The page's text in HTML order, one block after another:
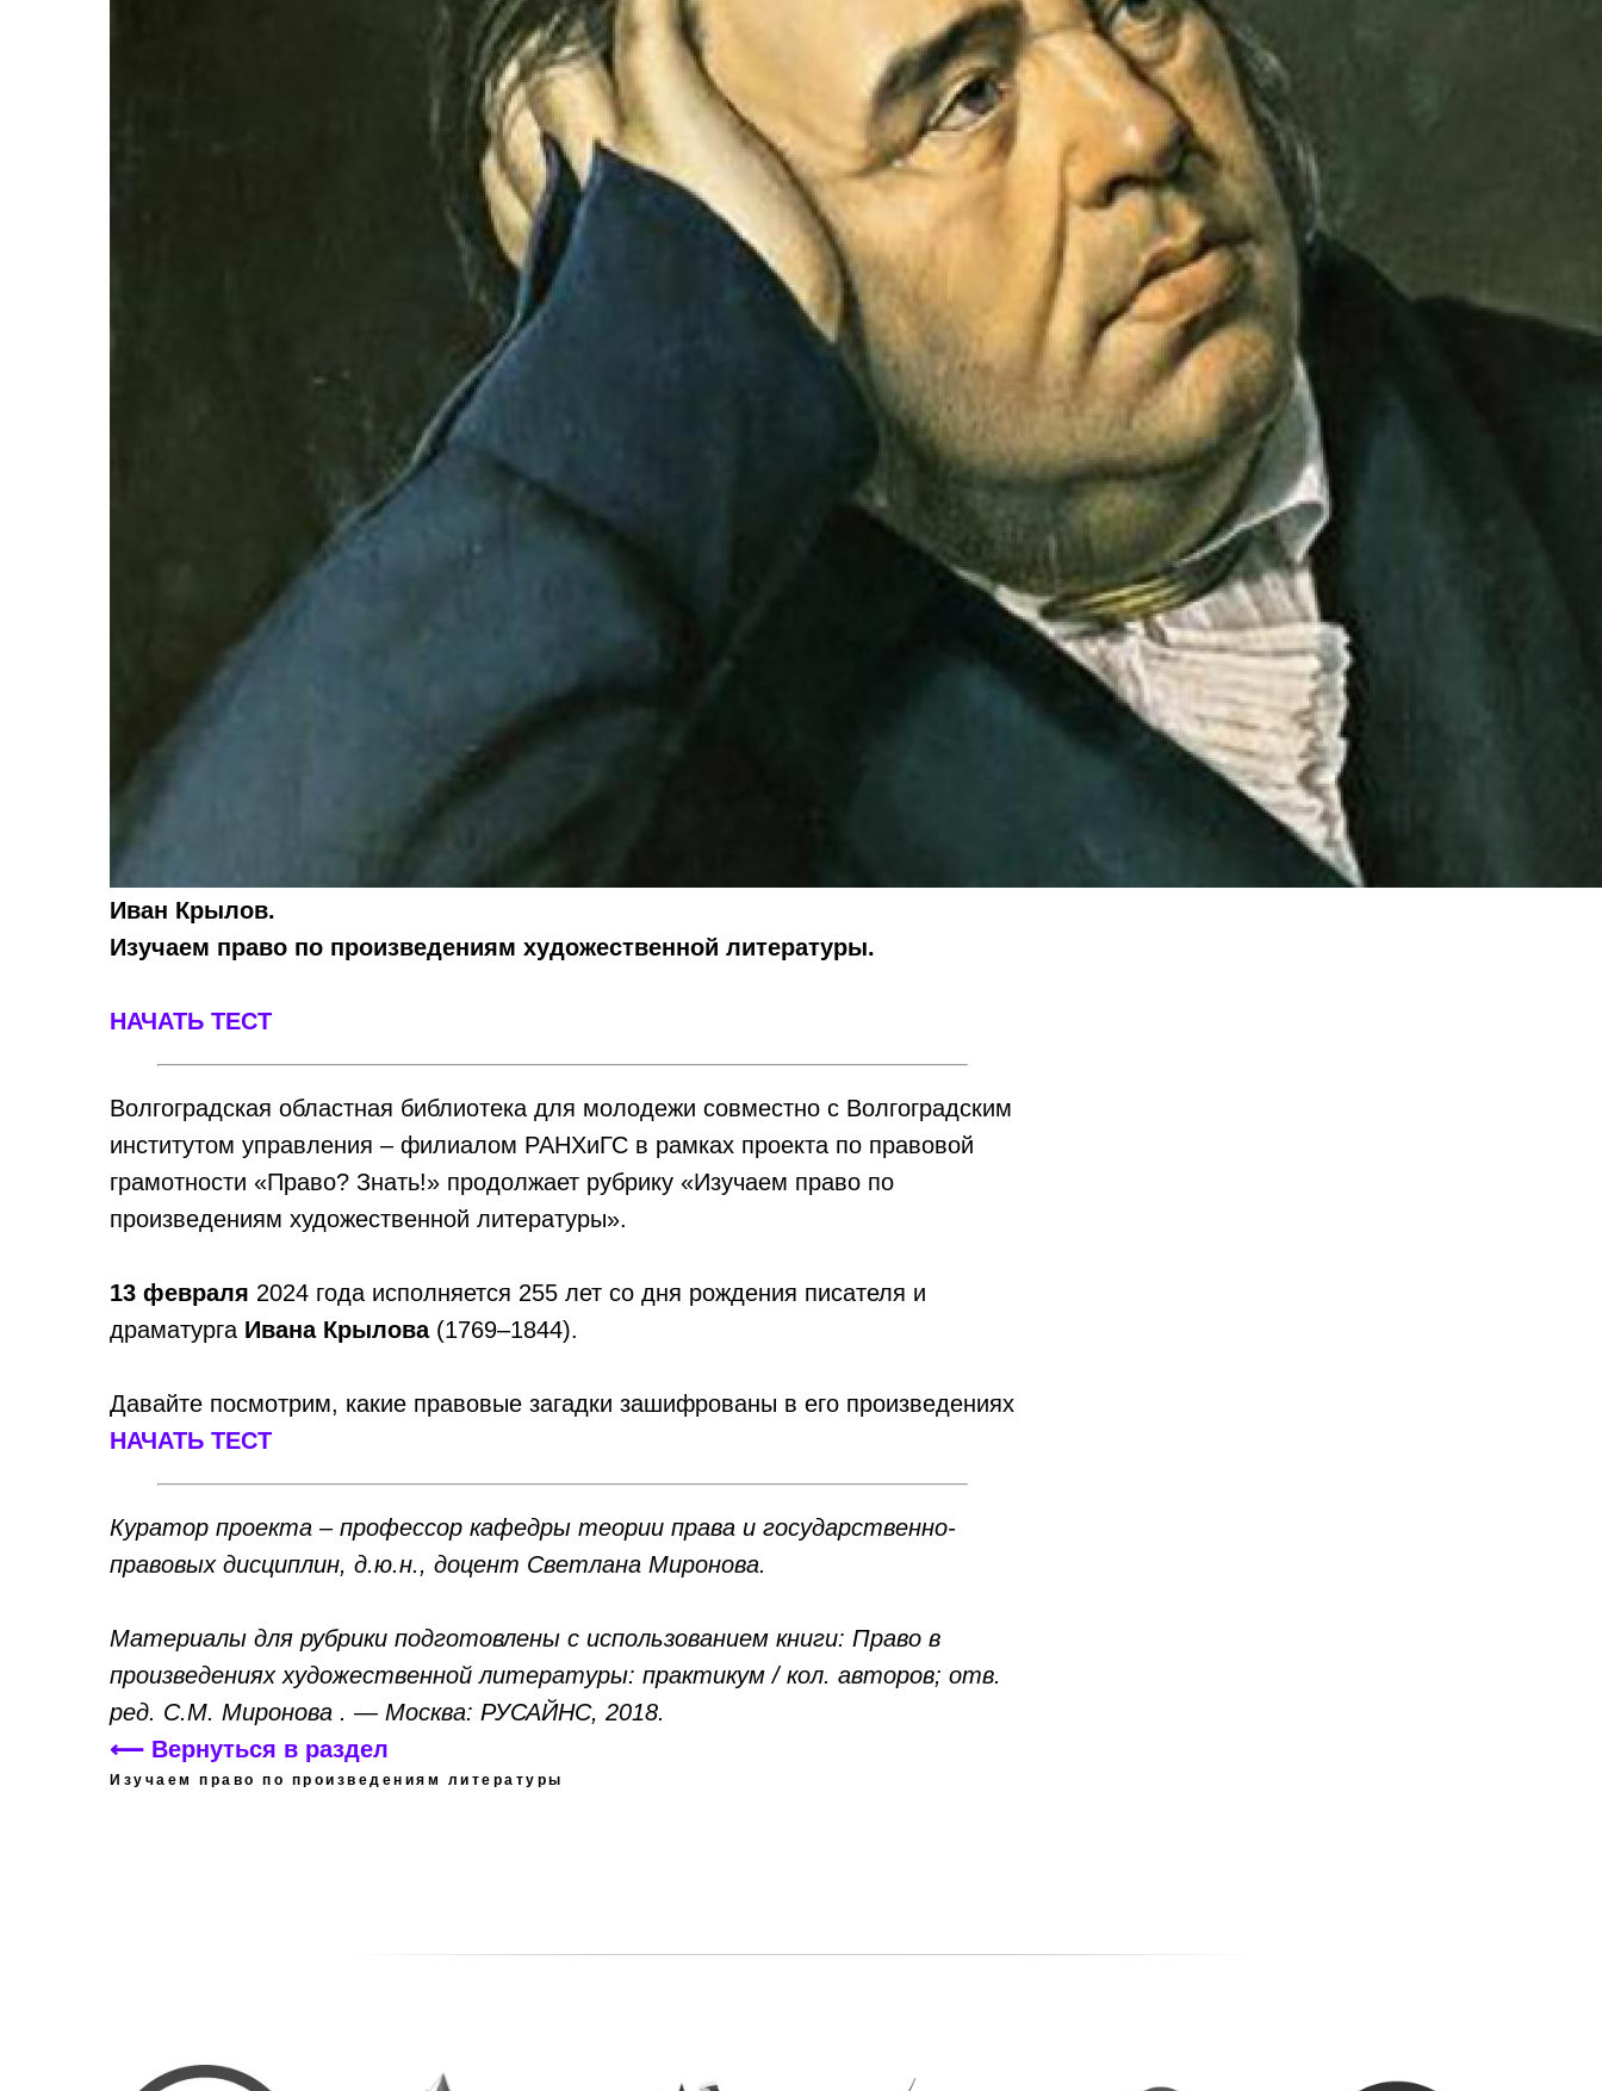
Иван Крылов.
Изучаем право по произведениям художественной литературы.
НАЧАТЬ ТЕСТ
Волгоградская областная библиотека для молодежи совместно с Волгоградским
институтом управления – филиалом РАНХиГС в рамках проекта по правовой
грамотности «Право? Знать!» продолжает рубрику «Изучаем право по
произведениям художественной литературы».
13 февраля 2024 года исполняется 255 лет со дня рождения писателя и
драматурга Ивана Крылова(1769–1844).
Давайте посмотрим, какие правовые загадки зашифрованы в его произведениях
НАЧАТЬ ТЕСТ
Куратор проекта – профессор кафедры теории права и государственно-
правовых дисциплин, д.ю.н., доцент Светлана Миронова.
Материалы для рубрики подготовлены с использованием книги: Право в
произведениях художественной литературы: практикум / кол. авторов; отв.
ред. С.М. Миронова . — Москва: РУСАЙНС, 2018.
⟵ Вернуться в раздел
Изучаем право по произведениям литературы